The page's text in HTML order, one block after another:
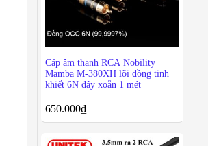
Cáp âm thanh RCA Nobility
Mamba M-380XH lõi đồng tinh
khiết 6N dây xoắn 1 mét
650.000₫